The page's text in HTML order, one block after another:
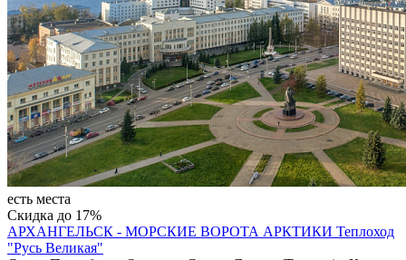
есть места
Скидка до 17%
АРХАНГЕЛЬСК - МОРСКИЕ ВОРОТА АРКТИКИ Теплоход
"Русь Великая"